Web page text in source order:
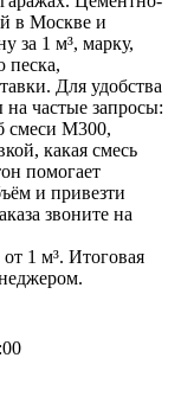
в Москве и
за 1 м³, марку,
песка,
Для удобства
на частые запросы:
смеси М300,
какая смесь
помогает
и привезти
звоните на
1 м³. Итоговая